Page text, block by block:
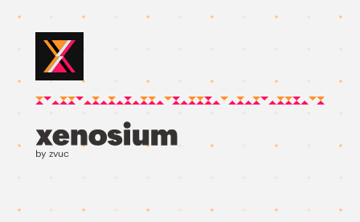
by zvuc